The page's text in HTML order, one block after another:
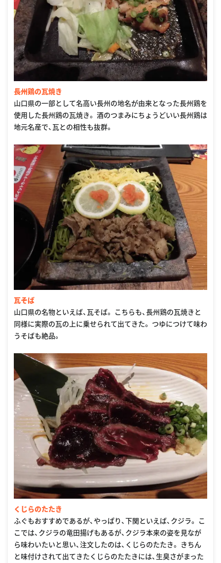
長州鶏の瓦焼き
山口県の一部として名高い長州の地名が由来となった長州鶏を
使用した長州鶏の瓦焼き。 酒のつまみにちょうどいい長州鶏は
地元名産で、瓦との相性も抜群。
瓦そば
山口県の名物といえば、瓦そば。 こちらも、長州鶏の瓦焼きと
同様に実際の瓦の上に乗せられて出てきた。 つゆにつけて味わ
うそばも絶品。
くじらのたたき
ふぐもおすすめであるが、やっぱり、下関といえば、クジラ。 こ
こでは、クジラの竜田揚げもあるが、クジラ本来の姿を見なが
ら味わいたいと思い、注文したのは、くじらのたたき。 きちん
と味付けされて出てきたくじらのたたきには、生臭さがまった